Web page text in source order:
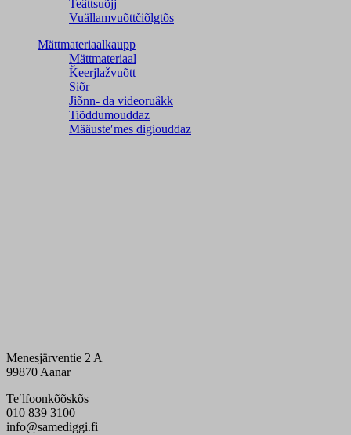
Teâttsuõjj
Vuällamvuõttčiõlǥtõs
Mättmateriaalkaupp
Mättmateriaal
Ǩeerjlažvuõtt
Siõr
Jiõnn- da videoruâkk
Tiõddumouddaz
Määusteʹmes digiouddaz
Menesjärventie 2 A
99870 Aanar
Teʹlfoonkõõskõs
010 839 3100
info@samediggi.fi